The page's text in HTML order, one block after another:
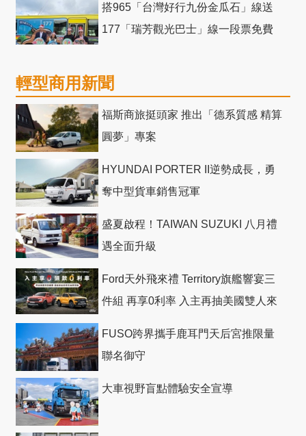
搭965「台灣好行九份金瓜石」線送
177「瑞芳觀光巴士」線一段票免費
輕型商用新聞
福斯商旅挺頭家 推出「德系質感 精算
圓夢」專案
HYUNDAI PORTER II逆勢成長，勇
奪中型貨車銷售冠軍
盛夏啟程！TAIWAN SUZUKI 八月禮
遇全面升級
Ford天外飛來禮 Territory旗艦響宴三
件組 再享0利率 入主再抽美國雙人來
FUSO跨界攜手鹿耳門天后宮推限量
聯名御守
大車視野盲點體驗安全宣導